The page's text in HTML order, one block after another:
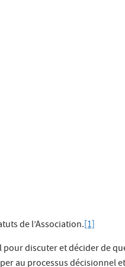
de l’Association.[1]
discuter et décider de
au processus décisionnel